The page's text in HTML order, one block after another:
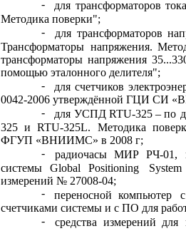
-
для трансформаторов тока
Методика поверки";
-
для трансформаторов
Трансформаторы напряжения.
трансформаторы напряжения
помощью эталонного делителя";
-
для счетчиков
0042-2006 утверждённой ГЦИ СИ
-
для УСПД RTU-325 – по
325 и RTU-325L. Методика
ФГУП «ВНИИМС» в 2008 г;
-
радиочасы МИР РЧ-01,
системы
Global Positioning
System
измерений № 27008-04;
-
переносной компьютер
с
счетчиками системы и с ПО для
-
средства измерений для